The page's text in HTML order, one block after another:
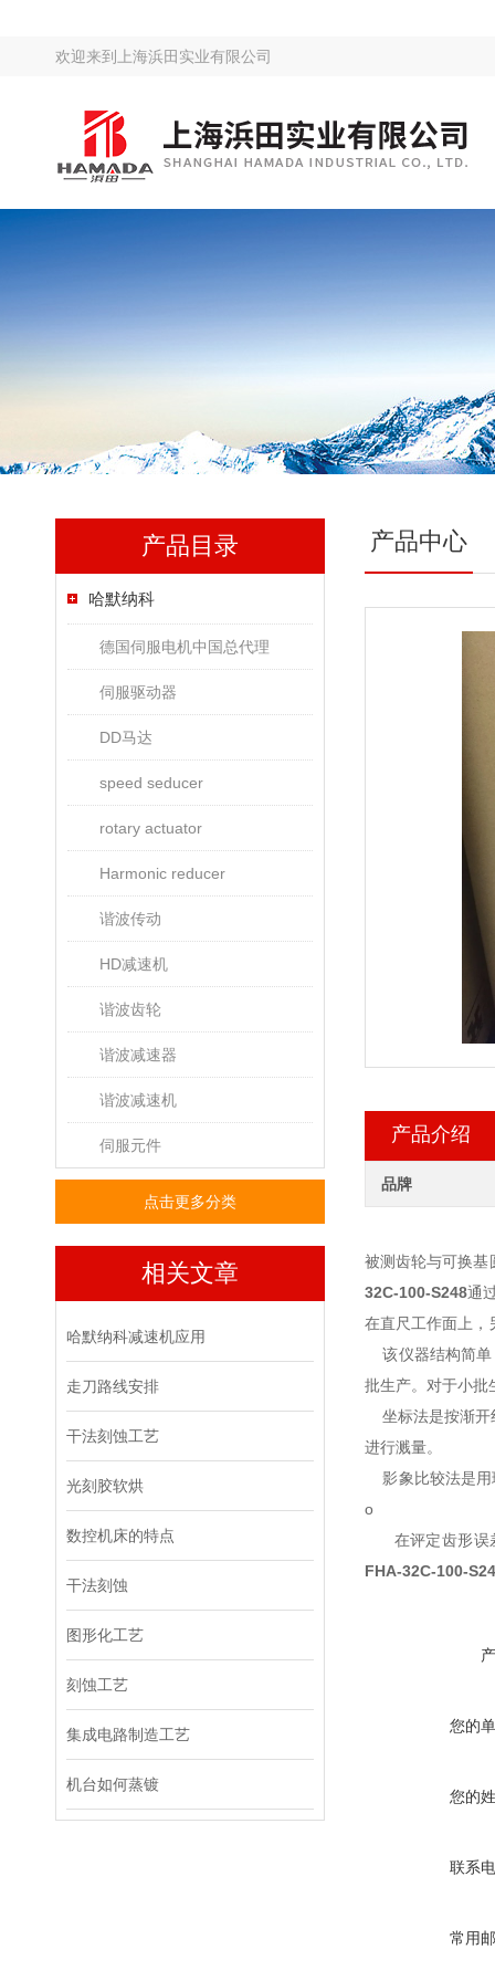
欢迎来到 上海浜田实业有限公司
产品目录
哈默纳科
德国伺服电机中国总代理
伺服驱动器
DD马达
speed seducer
rotary actuator
Harmonic reducer
谐波传动
HD减速机
谐波齿轮
谐波减速器
谐波减速机
伺服元件
点击更多分类
相关文章
哈默纳科减速机应用
走刀路线安排
干法刻蚀工艺
光刻胶软烘
数控机床的特点
干法刻蚀
图形化工艺
刻蚀工艺
集成电路制造工艺
机台如何蒸镀
产品中心
产品介绍
品牌
被测齿轮与可换基
32C-100-S248通
在直尺工作面上，
该仪器结构简单
批生产。对于小批
坐标法是按渐开
进行溅量。
影象比较法是用
o
在评定齿形误差
FHA-32C-100-
您的
您的
联系
常用